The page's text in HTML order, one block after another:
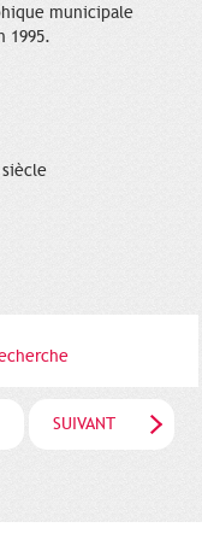
municipale
1995.
siècle
SUIVANT